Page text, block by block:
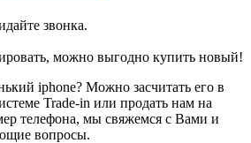
звонка.
можно выгодно купить новый!
iphone? Можно засчитать его в
Trade-in или продать нам на
телефона, мы свяжемся с Вами и
вопросы.